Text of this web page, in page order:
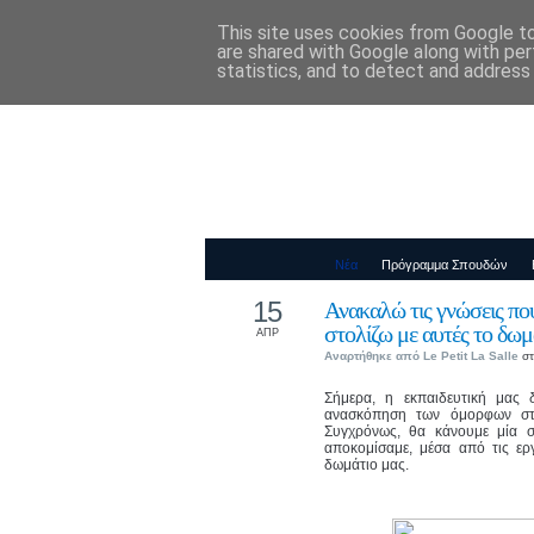
Παιδικός
Νέα Πρόγραμμα Σπουδών
Ανακαλώ τις γνώσεις
στολίζω με αυτές το
Αναρτήθηκε από Le Petit La Salle
15
ΑΠΡ
Σήμερα, η εκπαιδευτική μας
ανασκόπηση των όμορφων
Συγχρόνως, θα κάνουμε μία
αποκομίσαμε, μέσα από τις
δωμάτιο μας.
This site uses cookies from Google
are shared with Google along with
statistics, and to detect and address